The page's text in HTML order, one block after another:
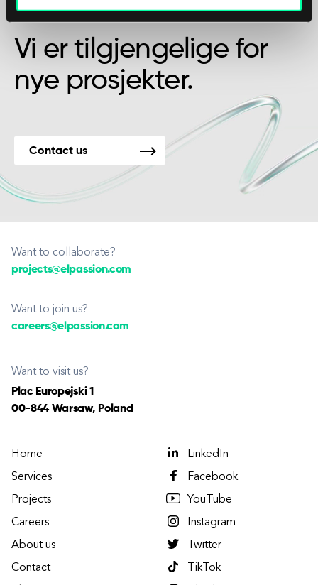
vennskap?
Vi er tilgjengelige for
nye prosjekter.
Contact us
Want to collaborate?
projects@elpassion.com
Want to join us?
careers@elpassion.com
Want to visit us?
Plac Europejski 1
00-844 Warsaw, Poland
Home
Services
Projects
Careers
About us
Contact
LinkedIn
Facebook
YouTube
Instagram
Twitter
TikTok